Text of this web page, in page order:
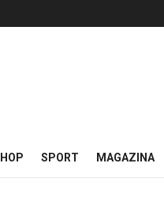
SPORT MAGAZINA